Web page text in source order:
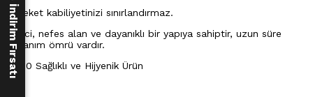
Hareket kabiliyetinizi sınırlandırmaz.
Emici, nefes alan ve dayanıklı bir yapıya sahiptir, uzun süre
kullanım ömrü vardır.
%100 Sağlıklı ve Hijyenik Ürün
250 ₺ İndirim Fırsatı